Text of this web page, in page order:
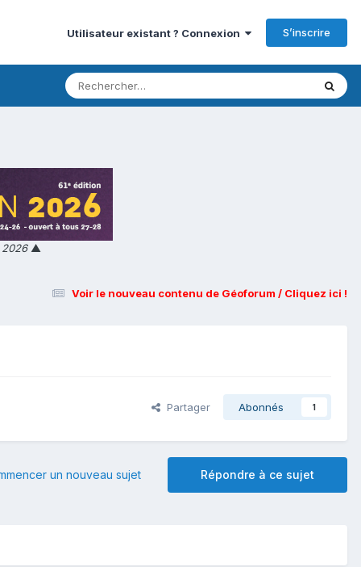
Utilisateur existant ? Connexion S’inscrire
▲
Voir le nouveau contenu de Géoforum / Cliquez ici !
Partager Abonnés 1
Répondre à ce sujet
un nouveau sujet